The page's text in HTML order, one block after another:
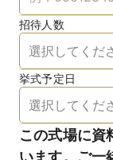
招待人数
挙式予定日
この式場に資
います。ご一